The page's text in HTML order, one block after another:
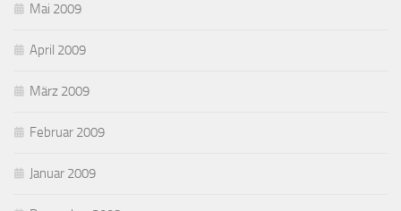
Mai 2009
April 2009
März 2009
Februar 2009
Januar 2009